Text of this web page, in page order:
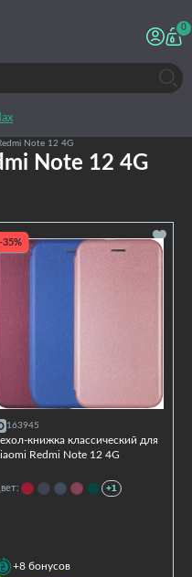
0
Note 12 4G
Note 12 4G
-35%
163945
книжка классический для
Redmi Note 12 4G
+1
+8 бонусов